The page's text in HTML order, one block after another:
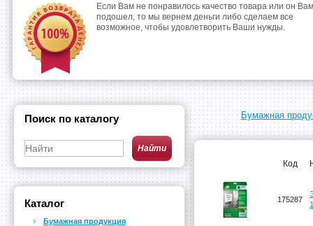
Если Вам не понравилось качество товара или он
подошел, то мы вернем деньги либо сделаем все
возможное, чтобы удовлетворить Ваши нужды.
Бумажная
Код
175287
Поиск по каталогу
Каталог
Бумажная продукция